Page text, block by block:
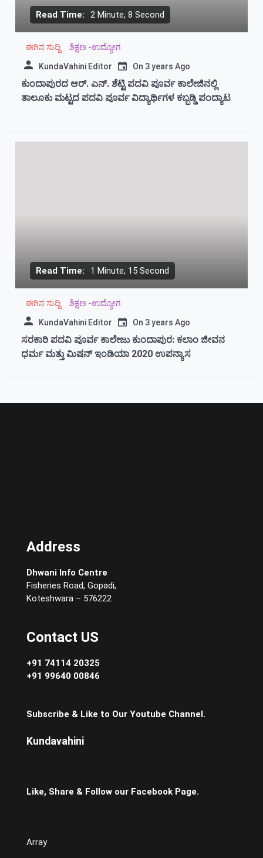
Read Time: 2 Minute, 8 Second
ಈಗಿನ ಸುದ್ದಿ ಶಿಕ್ಷಣ -ಉದ್ಯೋಗ
KundaVahini Editor On 3 years Ago
ಕುಂದಾಪುರದ ಆರ್. ಎನ್. ಶೆಟ್ಟಿ‌ ಪದವಿ ಪೂರ್ವ ಕಾಲೇಜಿನಲ್ಲಿ
ತಾಲೂಕು ಮಟ್ಟದ ಪದವಿ ಪೂರ್ವ ವಿದ್ಯಾರ್ಥಿಗಳ ಕಬ್ಬಡ್ಡಿ ಪಂದ್ಯಾಟ
Read Time: 1 Minute, 15 Second
ಈಗಿನ ಸುದ್ದಿ ಶಿಕ್ಷಣ -ಉದ್ಯೋಗ
KundaVahini Editor On 3 years Ago
ಸರಕಾರಿ ಪದವಿ ಪೂರ್ವ ಕಾಲೇಜು ಕುಂದಾಪುರ: ಕಲಾಂ ಜೀವನ
ಧರ್ಮ ಮತ್ತು ಮಿಷನ್‌ ಇಂಡಿಯಾ 2020 ಉಪನ್ಯಾಸ
Address
Dhwani Info Centre
Fisheries Road, Gopadi,
Koteshwara – 576222
Contact US
+91 74114 20325
+91 99640 00846
Subscribe & Like to Our Youtube Channel.
Kundavahini
Like, Share & Follow our Facebook Page.
Array